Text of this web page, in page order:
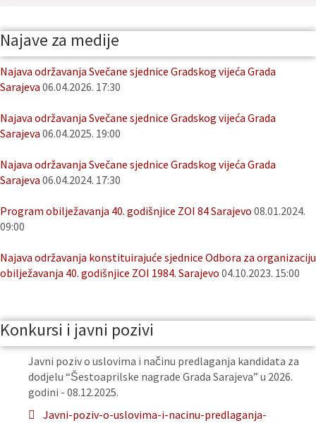
Najave za medije
Najava održavanja Svečane sjednice Gradskog vijeća Grada
Sarajeva 06.04.2026. 17:30
Najava održavanja Svečane sjednice Gradskog vijeća Grada
Sarajeva 06.04.2025. 19:00
Najava održavanja Svečane sjednice Gradskog vijeća Grada
Sarajeva 06.04.2024. 17:30
Program obilježavanja 40. godišnjice ZOI 84 Sarajevo 08.01.2024.
09:00
Najava održavanja konstituirajuće sjednice Odbora za organizaciju
obilježavanja 40. godišnjice ZOI 1984. Sarajevo 04.10.2023. 15:00
Konkursi i javni pozivi
Javni poziv o uslovima i načinu predlaganja kandidata za
dodjelu “Šestoaprilske nagrade Grada Sarajeva” u 2026.
godini - 08.12.2025.
Javni-poziv-o-uslovima-i-nacinu-predlaganja-